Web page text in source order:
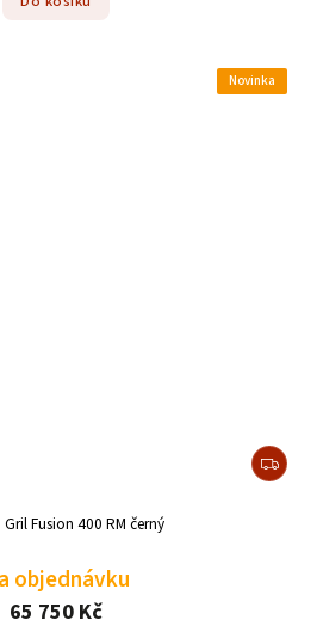
Novinka
Fusion 400 RM černý
objednávku
65 750 Kč